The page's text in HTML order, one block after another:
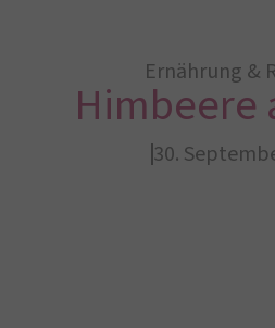
Ernährung &
Himbeere
30.